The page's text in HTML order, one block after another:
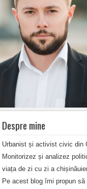
Despre mine
Urbanist și activist civic din
Monitorizez și analizez
viața de zi cu zi a
Pe acest blog îmi propun